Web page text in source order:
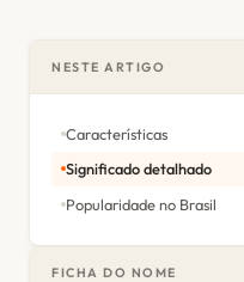
NESTE ARTIGO
Características
Significado detalhado
Popularidade no Brasil
FICHA DO NOME